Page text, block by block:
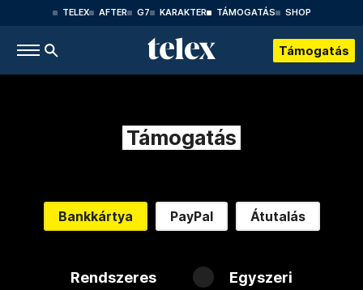
TELEX AFTER G7 KARAKTER TÁMOGATÁS SHOP
Támogatás
Támogatás
Bankkártya PayPal Átutalás
Rendszeres Egyszeri